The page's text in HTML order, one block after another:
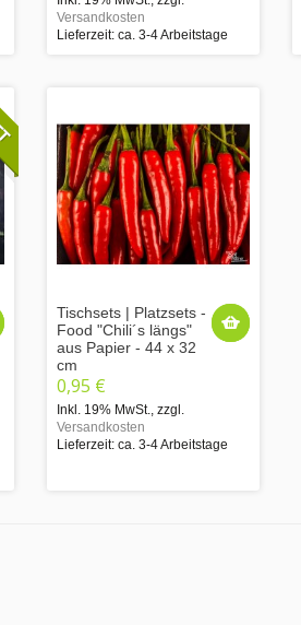
Versandkosten
Lieferzeit: ca. 3-4 Arbeitstage
Tischsets | Platzsets -
Food "Chili´s längs"
aus Papier - 44 x 32
cm
0,95 €
Inkl. 19% MwSt. zzgl.
Versandkosten
Lieferzeit: ca. 3-4 Arbeitstage